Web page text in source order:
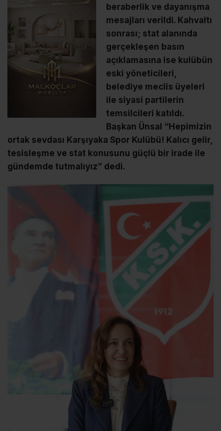
beraberlik ve dayanışma
mesajları verildi. Kahvaltı
sonrası; stat alanında
gerçekleşen basın
açıklamasına ise kulübün
eski yöneticileri,
belediye meclis üyeleri
ile siyasi partilerin
temsilcileri katıldı.
Başkan Ünsal “Hepimizin
ortak sevdası Karşıyaka Spor Kulübü! Kalıcı gelir,
tesisleşme ve stat konusunu güçlü bir irade ile
gündemde tutmalıyız” dedi.